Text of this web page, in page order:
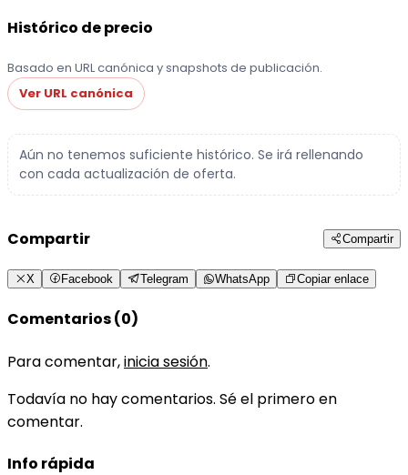
Histórico de precio
Basado en URL canónica y snapshots de publicación.
Ver URL canónica
Aún no tenemos suficiente histórico. Se irá rellenando
con cada actualización de oferta.
Compartir Compartir
X Facebook Telegram WhatsApp Copiar enlace
Comentarios (0)
Para comentar,inicia sesión.
Todavía no hay comentarios. Sé el primero en
comentar.
Info rápida